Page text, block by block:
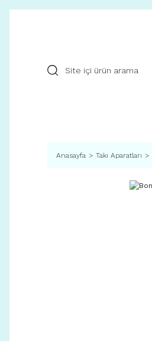
Anasayfa Takı Aparatları